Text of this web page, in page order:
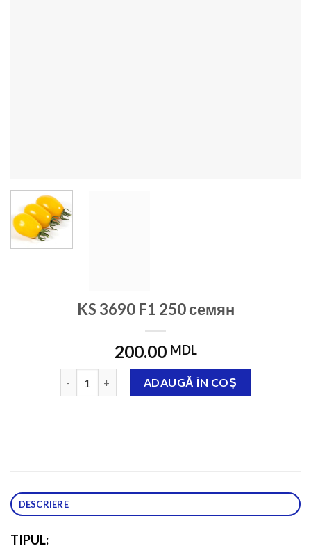
KS 3690 F1 250 семян
200.00 MDL
Cantitate KS 3690 F1 250 семян
ADAUGĂ ÎN COȘ
DESCRIERE
TIPUL: